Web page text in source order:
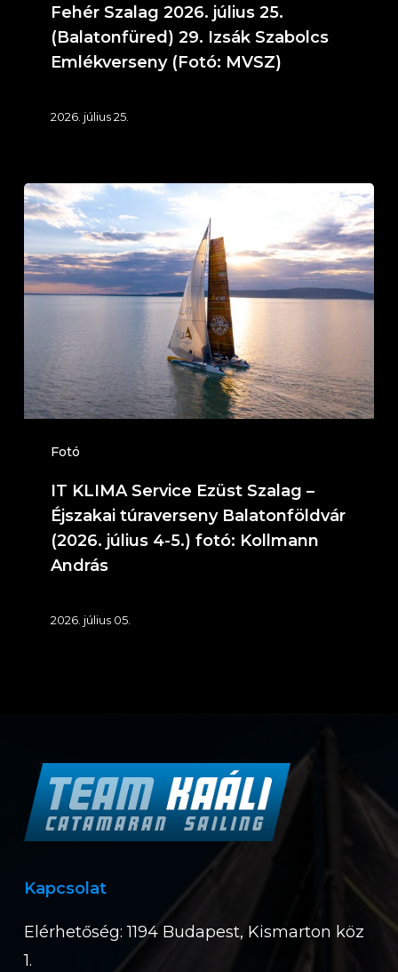
MVSZ)
Fehér Szalag 2026. július 25.
(Balatonfüred) 29. Izsák Szabolcs
Emlékverseny (Fotó: MVSZ)
2026. július 25.
Fotó
IT
KLIMA
Service
Ezüst
Éjszakai
túraverseny
Balatonföldvár
(2026.
július
fotó:
András
IT KLIMA Service Ezüst Szalag –
Éjszakai túraverseny Balatonföldvár
(2026. július 4-5.) fotó: Kollmann
András
2026. július 05.
Kapcsolat
Elérhetőség: 1194 Budapest, Kismarton köz
1.